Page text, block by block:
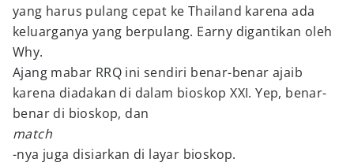
yang harus pulang cepat ke Thailand karena ada
keluarganya yang berpulang. Earny digantikan oleh
Why.
Ajang mabar RRQ ini sendiri benar-benar ajaib
karena diadakan di dalam bioskop XXI. Yep, benar-
benar di bioskop, dan
match
-nya juga disiarkan di layar bioskop.